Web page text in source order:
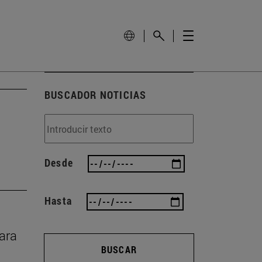
BUSCADOR NOTICIAS
Desde
Hasta
BUSCAR